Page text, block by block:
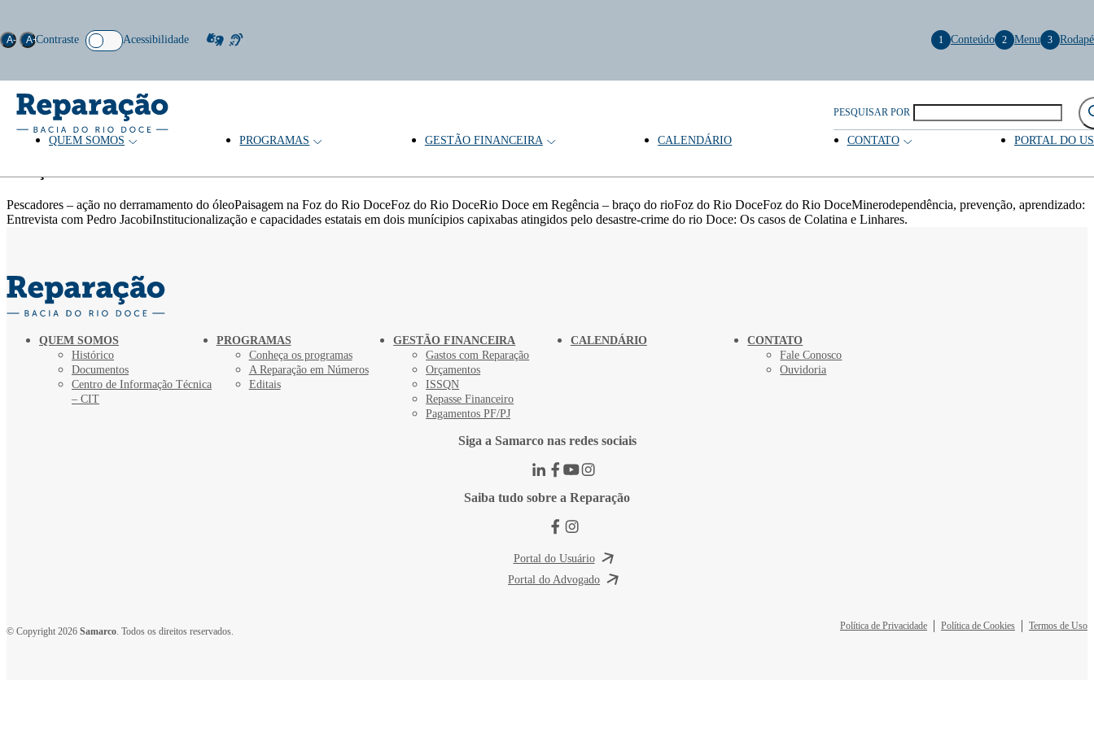
PESQUISAR POR
QUEM SOMOS PROGRAMAS GESTÃO FINANCEIRA CALENDÁRIO CONTATO PORTAL DO
Acessibilidade
A- A+Contraste 1 Conteúdo 2 Menu 3 Rodapé
Pescadores – ação no derramamento do óleoPaisagem na Foz do Rio DoceFoz do Rio DoceRio Doce em Regência – braço do rioFoz do Rio DoceFoz do Rio DoceMinerodependência, prevenção, aprendizado:
Entrevista com Pedro JacobiInstitucionalização e capacidades estatais em dois munícipios capixabas atingidos pelo desastre-crime do rio Doce: Os casos de Colatina e Linhares.
QUEM SOMOS
Histórico
Documentos
Centro de Informação Técnica
– CIT
PROGRAMAS
Conheça os programas
A Reparação em Números
Editais
GESTÃO FINANCEIRA
Gastos com Reparação
Orçamentos
ISSQN
Repasse Financeiro
Pagamentos PF/PJ
CALENDÁRIO
CONTATO
Fale Conosco
Ouvidoria
Siga a Samarco nas redes sociais
Saiba tudo sobre a Reparação
Portal do Usuário
Portal do Advogado
© Copyright 2026 Samarco . Todos os direitos reservados. Política de Privacidade Política de Cookies Termos de Uso